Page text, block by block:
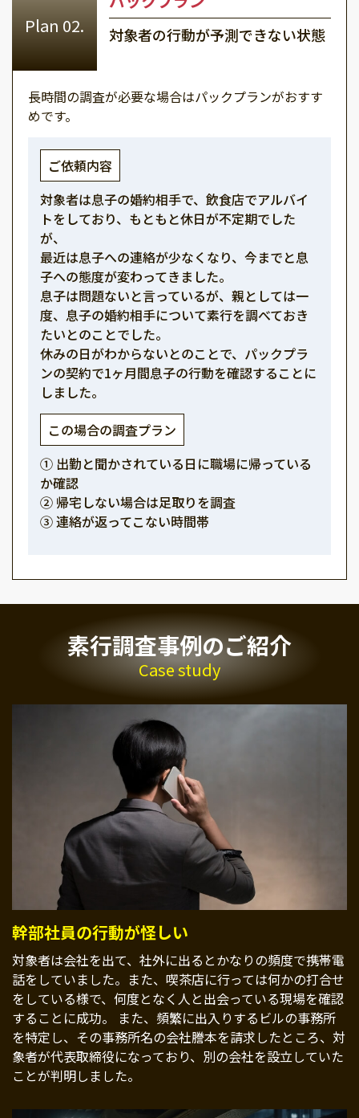
対象者の行動が予測できない状態
長時間の調査が必要な場合はパックプランがおすす
めです。
ご依頼内容
対象者は息子の婚約相手で、飲食店でアルバイ
トをしており、もともと休日が不定期でした
が、
最近は息子への連絡が少なくなり、今までと息
子への態度が変わってきました。
息子は問題ないと言っているが、親としては一
度、息子の婚約相手について素行を調べておき
たいとのことでした。
休みの日がわからないとのことで、パックプラ
ンの契約で1ヶ月間息子の行動を確認することに
しました。
この場合の調査プラン
① 出勤と聞かされている日に職場に帰っている
か確認
② 帰宅しない場合は足取りを調査
③ 連絡が返ってこない時間帯
素行調査事例のご紹介
Case study
幹部社員の行動が怪しい
対象者は会社を出て、社外に出るとかなりの頻度で携帯電
話をしていました。また、喫茶店に行っては何かの打合せ
をしている様で、何度となく人と出会っている現場を確認
することに成功。 また、頻繁に出入りするビルの事務所
を特定し、その事務所名の会社謄本を請求したところ、対
象者が代表取締役になっており、別の会社を設立していた
ことが判明しました。